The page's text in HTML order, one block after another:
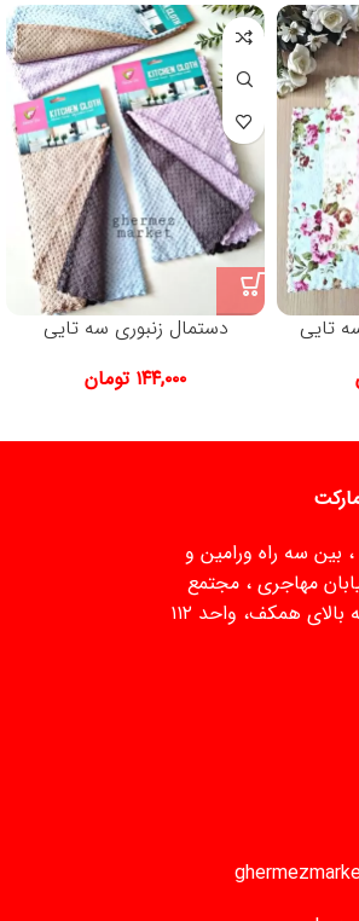
تایی
دستمال زنبوری سه تایی
۱۴۴,۰۰۰ تومان
قرمزمارکت
بین سه راه ورامین و
مهاجری ، مجتمع
همکف، واحد ۱۱۲